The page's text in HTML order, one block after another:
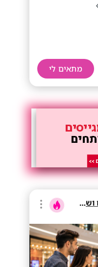
מתאים לי
טופ מרקטינג קידום ושיווק בע"מ